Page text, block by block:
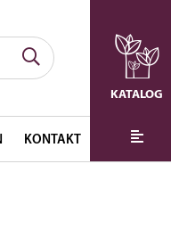
KATALOG
KONTAKT